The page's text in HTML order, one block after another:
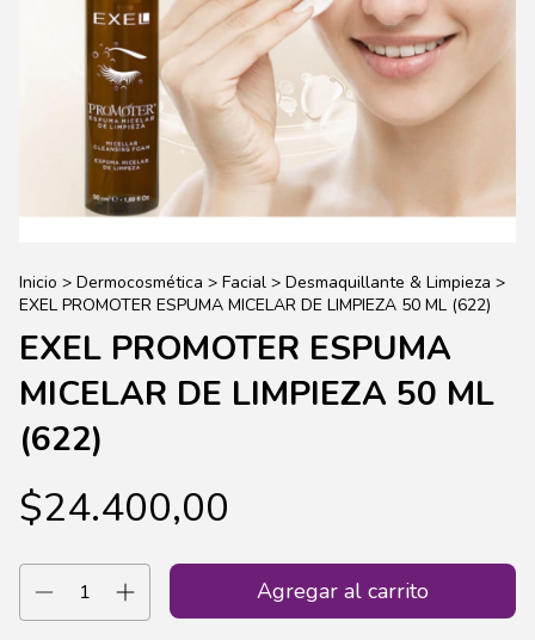
Inicio > Dermocosmética > Facial > Desmaquillante & Limpieza >
EXEL PROMOTER ESPUMA MICELAR DE LIMPIEZA 50 ML (622)
EXEL PROMOTER ESPUMA
MICELAR DE LIMPIEZA 50 ML
(622)
$24.400,00